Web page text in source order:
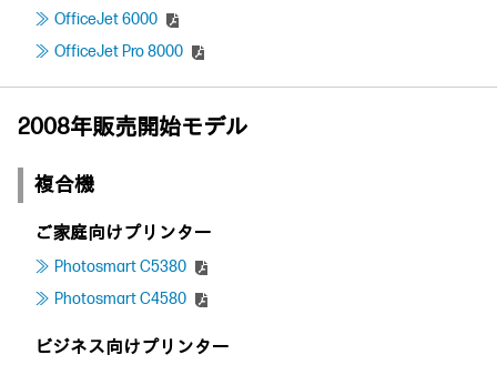
OfficeJet 6000
OfficeJet Pro 8000
2008年販売開始モデル
複合機
ご家庭向けプリンター
Photosmart C5380
Photosmart C4580
ビジネス向けプリンター